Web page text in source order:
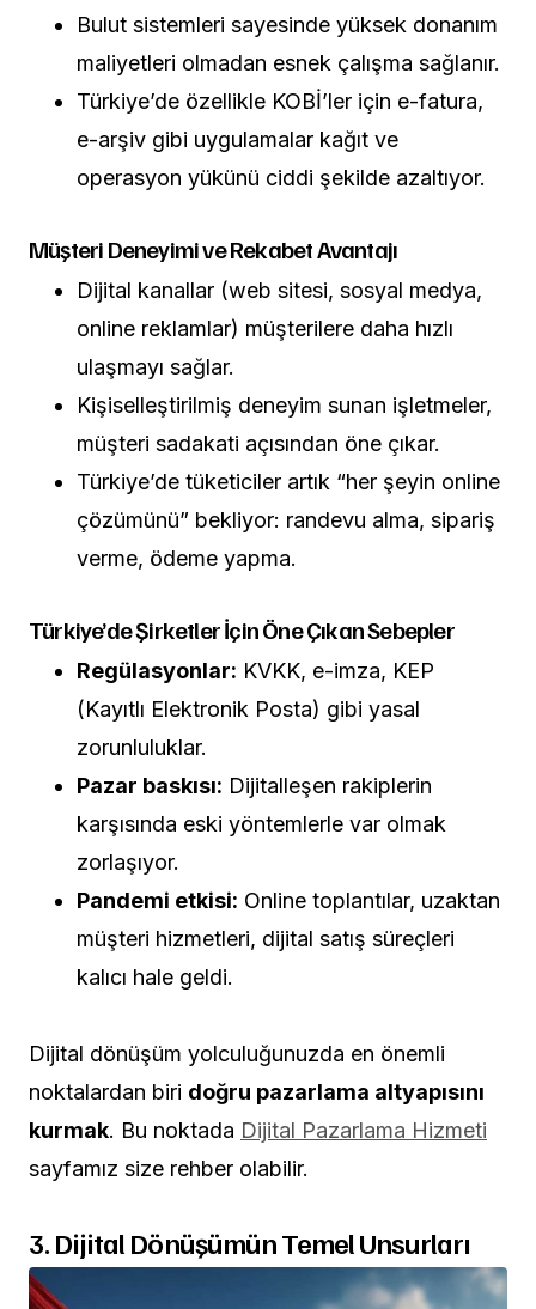
Bulut sistemleri sayesinde yüksek donanım
maliyetleri olmadan esnek çalışma sağlanır.
Türkiye’de özellikle KOBİ’ler için e-fatura,
e-arşiv gibi uygulamalar kağıt ve
operasyon yükünü ciddi şekilde azaltıyor.
Müşteri Deneyimi ve Rekabet Avantajı
Dijital kanallar (web sitesi, sosyal medya,
online reklamlar) müşterilere daha hızlı
ulaşmayı sağlar.
Kişiselleştirilmiş deneyim sunan işletmeler,
müşteri sadakati açısından öne çıkar.
Türkiye’de tüketiciler artık “her şeyin online
çözümünü” bekliyor: randevu alma, sipariş
verme, ödeme yapma.
Türkiye’de Şirketler İçin Öne Çıkan Sebepler
Regülasyonlar: KVKK, e-imza, KEP
(Kayıtlı Elektronik Posta) gibi yasal
zorunluluklar.
Pazar baskısı: Dijitalleşen rakiplerin
karşısında eski yöntemlerle var olmak
zorlaşıyor.
Pandemi etkisi: Online toplantılar, uzaktan
müşteri hizmetleri, dijital satış süreçleri
kalıcı hale geldi.
Dijital dönüşüm yolculuğunuzda en önemli
noktalardan biri doğru pazarlama altyapısını
kurmak. Bu noktada Dijital Pazarlama Hizmeti
sayfamız size rehber olabilir.
3. Dijital Dönüşümün Temel Unsurları